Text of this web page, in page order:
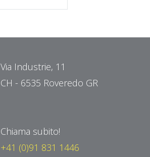
Via Industrie, 11
CH - 6535 Roveredo GR
Chiama subito!
+41 (0)91 831 1446